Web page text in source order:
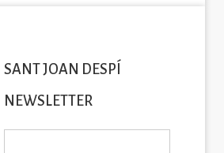
SANT JOAN DESPÍ
NEWSLETTER